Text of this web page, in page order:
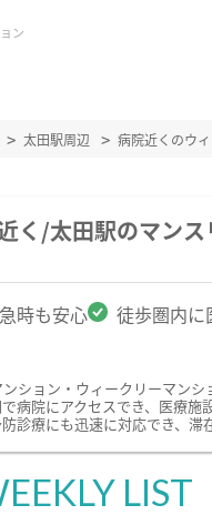
ン
太田駅周辺 病院近くのウ
く/太田駅のマン
時も安心 徒歩圏内に
ション・ウィークリーマン
病院にアクセスでき、医療
診療にも迅速に対応でき、滞
LIST